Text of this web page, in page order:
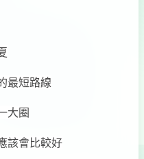
最短路線
大圈
該會比較好